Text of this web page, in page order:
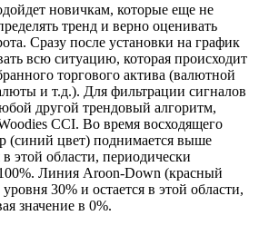
новичкам, которые еще не
тренд и верно оценивать
Сразу после установки на график
всю ситуацию, которая происходит
торгового актива (валютной
и т.д.). Для фильтрации сигналов
другой трендовый алгоритм,
CCI. Во время восходящего
(синий цвет) поднимается выше
этой области, периодически
Линия Aroon-Down (красный
30% и остается в этой области,
значение в 0%.